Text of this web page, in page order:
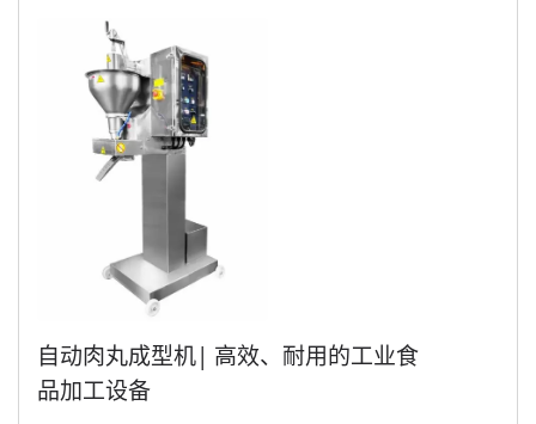
自动肉丸成型机| 高效、耐用的工业食
品加工设备